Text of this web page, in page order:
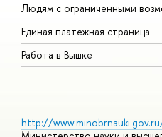
Людям с ограниченными
Единая платежная страница
Работа в Вышке
http://